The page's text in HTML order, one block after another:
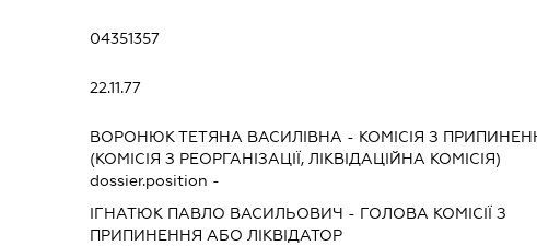
04351357
22.11.77
ВОРОНЮК ТЕТЯНА ВАСИЛІВНА - КОМІСІЯ З
(КОМІСІЯ З РЕОРГАНІЗАЦІЇ, ЛІКВІДАЦІЙНА КОМІСІЯ)
dossier.position -
ІГНАТЮК ПАВЛО ВАСИЛЬОВИЧ - ГОЛОВА КОМІСІЇ З
ПРИПИНЕННЯ АБО ЛІКВІДАТОР